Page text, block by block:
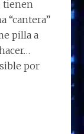
tienen
“cantera”
pilla a
por